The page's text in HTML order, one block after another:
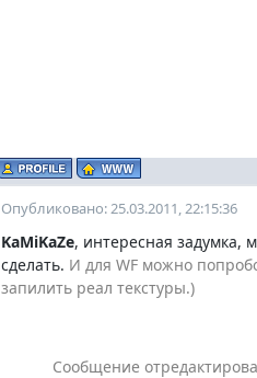
Опубликовано: 25.03.2011, 22:15:36
KaMiKaZe, интересная задумка,
сделать. И для WF можно
запилить реал текстуры.)
Сообщение